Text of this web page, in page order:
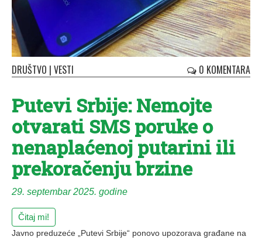
DRUŠTVO | VESTI 0 KOMENTARA
Putevi Srbije: Nemojte
otvarati SMS poruke o
nenaplaćenoj putarini ili
prekoračenju brzine
29. septembar 2025. godine
Čitaj mi!
Javno preduzeće „Putevi Srbije“ ponovo upozorava građane na